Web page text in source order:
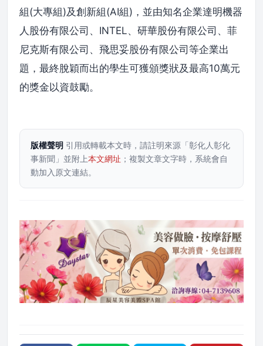
組(大專組)及創新組(AI組)，並由知名企業達明機器
人股份有限公司、INTEL、研華股份有限公司、菲
尼克斯有限公司、飛思妥股份有限公司等企業出
題，最終脫穎而出的學生可獲頒獎狀及最高10萬元
的獎金以資鼓勵。
版權聲明 引用或轉載本文時，請註明來源「彰化人彰化
事新聞」並附上本文網址 ；複製文章文字時，系統會自
動加入原文連結。